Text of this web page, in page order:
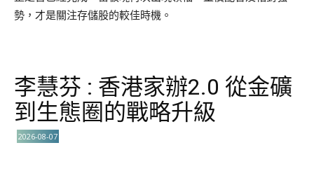
勢，才是關注存儲股的較佳時機。
李慧芬 : 香港家辦2.0 從金礦
到生態圈的戰略升級
2026-08-07